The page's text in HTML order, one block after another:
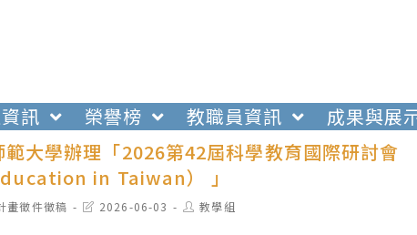
訊 榮譽榜 教職員資訊 成果與展
範大學辦理「2026第42屆科學教育國際研討
in Taiwan） 」
畫徵件徵稿
Post2026-06-03
Post教學組